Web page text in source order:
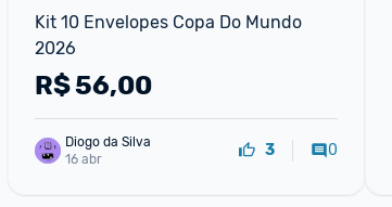
Kit 10 Envelopes Copa Do Mundo
2026
R$56,00
Diogo da Silva
16 abr
3 0